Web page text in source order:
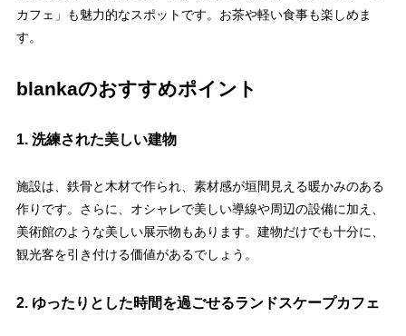
カフェ」も魅力的なスポットです。お茶や軽い食事も楽しめま
す。
blankaのおすすめポイント
1. 洗練された美しい建物
施設は、鉄骨と木材で作られ、素材感が垣間見える暖かみのある
作りです。さらに、オシャレで美しい導線や周辺の設備に加え、
美術館のような美しい展示物もあります。建物だけでも十分に、
観光客を引き付ける価値があるでしょう。
2. ゆったりとした時間を過ごせるランドスケープカフェ